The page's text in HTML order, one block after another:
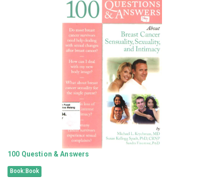
100 Question & Answers
Book:Book